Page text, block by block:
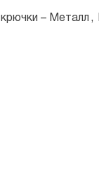
– Металл ,